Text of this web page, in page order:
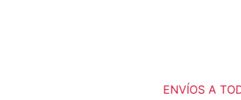
ENVÍOS A TODO